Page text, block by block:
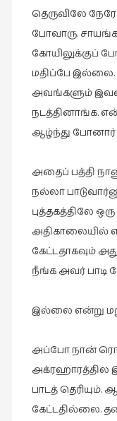
நேர்காணல்
படித்தவை
பயணங்கள்
பரிந்துரை
புகைப்படக்கலை
புத்தக
கண்காட்சி2019
புத்தக
காட்சி
தினங்கள்
புனைவுக்குறிப்புகள்
தெருவிலே நேரே
போவாரு.
கோயிலுக்குப்
மதிப்பே இல்லை.
அவங்களும்
நடத்தினாங்க.
ஆழ்ந்து போனார்
அதைப் பத்தி
நல்லா
புத்தகத்திலே
அதிகாலையில்
கேட்டதாகவும்
நீங்க அவர் பாடி
இல்லை என்று
அப்போ நான்
அக்ரஹாரத்தில
பாடத் தெரியும்.
கேட்டதில்லை.